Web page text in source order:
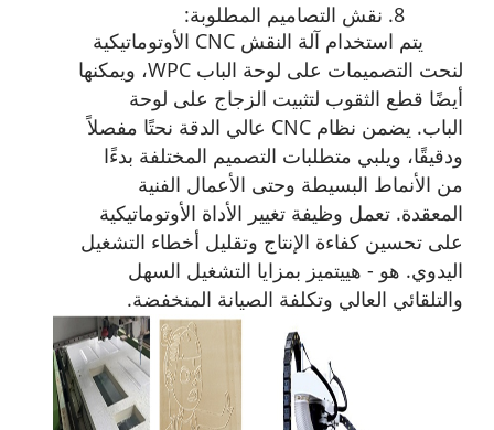
8. نقش التصاميم المطلوبة:
يتم استخدام آلة النقش CNC الأوتوماتيكية
لنحت التصميمات على لوحة الباب WPC، ويمكنها
أيضًا قطع الثقوب لتثبيت الزجاج على لوحة
الباب.
يضمن نظام CNC عالي الدقة نحتًا مفصلاً
ودقيقًا، ويلبي متطلبات التصميم المختلفة بدءًا
من الأنماط البسيطة وحتى الأعمال الفنية
المعقدة. تعمل وظيفة تغيير الأداة الأوتوماتيكية
على تحسين كفاءة الإنتاج وتقليل أخطاء التشغيل
اليدوي. هو - هييتميز بمزايا التشغيل السهل
والتلقائي العالي وتكلفة الصيانة المنخفضة.